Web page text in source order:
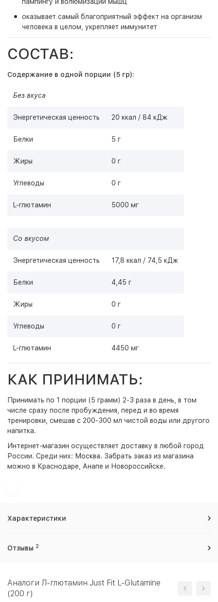
оказывает самый благоприятный эффект на организм
человека в целом, укрепляет иммунитет
СОСТАВ:
Содержание в одной порции (5 гр):
Без вкуса
Энергетическая ценность 20 ккал / 84 кДж
Белки 5 г
Жиры 0 г
Углеводы 0 г
L-глютамин 5000 мг
Со вкусом
Энергетическая ценность 17,8 ккал / 74,5 кДж
Белки 4,45 г
Жиры 0 г
Углеводы 0 г
L-глютамин 4450 мг
КАК ПРИНИМАТЬ:
Принимать по 1 порции (5 грамм) 2-3 раза в день, в том
числе сразу после пробуждения, перед и во время
тренировки, смешав с 200-300 мл чистой воды или другого
напитка.
Интернет-магазин осуществляет доставку в любой город
России. Среди них: Москва. Забрать заказ из магазина
можно в Краснодаре, Анапе и Новороссийске.
Характеристики
Отзывы 2
Аналоги Л-глютамин Just Fit L-Glutamine
(200 г)